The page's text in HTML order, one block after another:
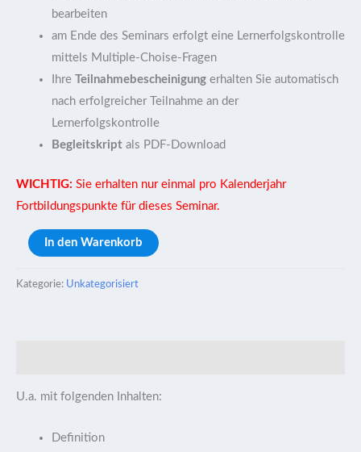
bearbeiten
am Ende des Seminars erfolgt eine Lernerfolgskontrolle
mittels Multiple-Choise-Fragen
Ihre Teilnahmebescheinigungerhalten Sie automatisch
nach erfolgreicher Teilnahme an der
Lernerfolgskontrolle
Begleitskriptals PDF-Download
WICHTIG: Sie erhalten nur einmal pro Kalenderjahr
Fortbildungspunkte für dieses Seminar.
In den Warenkorb
Kategorie: Unkategorisiert
U.a. mit folgenden Inhalten:
Definition